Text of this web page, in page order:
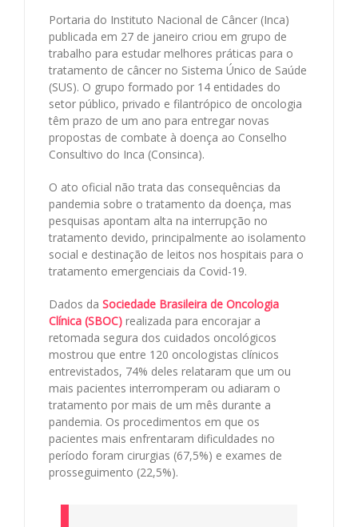
Portaria do Instituto Nacional de Câncer (Inca)
publicada em 27 de janeiro criou em grupo de
trabalho para estudar melhores práticas para o
tratamento de câncer no Sistema Único de Saúde
(SUS). O grupo formado por 14 entidades do
setor público, privado e filantrópico de oncologia
têm prazo de um ano para entregar novas
propostas de combate à doença ao Conselho
Consultivo do Inca (Consinca).
O ato oficial não trata das consequências da
pandemia sobre o tratamento da doença, mas
pesquisas apontam alta na interrupção no
tratamento devido, principalmente ao isolamento
social e destinação de leitos nos hospitais para o
tratamento emergenciais da Covid-19.
Dados da Sociedade Brasileira de Oncologia
Clínica (SBOC) realizada para encorajar a
retomada segura dos cuidados oncológicos
mostrou que entre 120 oncologistas clínicos
entrevistados, 74% deles relataram que um ou
mais pacientes interromperam ou adiaram o
tratamento por mais de um mês durante a
pandemia. Os procedimentos em que os
pacientes mais enfrentaram dificuldades no
período foram cirurgias (67,5%) e exames de
prosseguimento (22,5%).